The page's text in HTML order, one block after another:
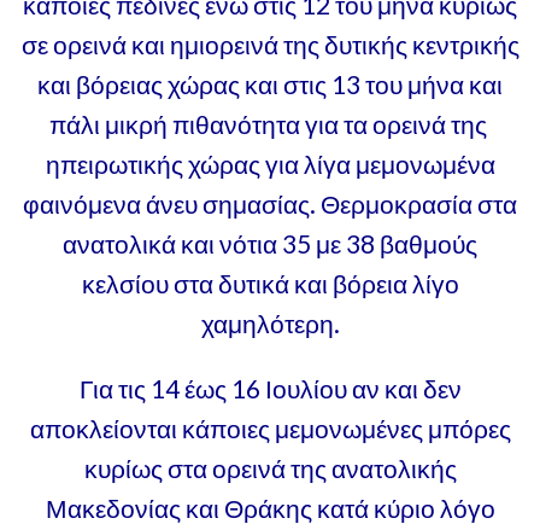
σε ορεινά και ημιορεινά της δυτικής κεντρικής
και βόρειας χώρας και στις 13 του μήνα και
πάλι μικρή πιθανότητα για τα ορεινά της
ηπειρωτικής χώρας για λίγα μεμονωμένα
φαινόμενα άνευ σημασίας. Θερμοκρασία στα
ανατολικά και νότια 35 με 38 βαθμούς
κελσίου στα δυτικά και βόρεια λίγο
χαμηλότερη.
Για τις 14 έως 16 Ιουλίου αν και δεν
αποκλείονται κάποιες μεμονωμένες μπόρες
κυρίως στα ορεινά της ανατολικής
Μακεδονίας και Θράκης κατά κύριο λόγο